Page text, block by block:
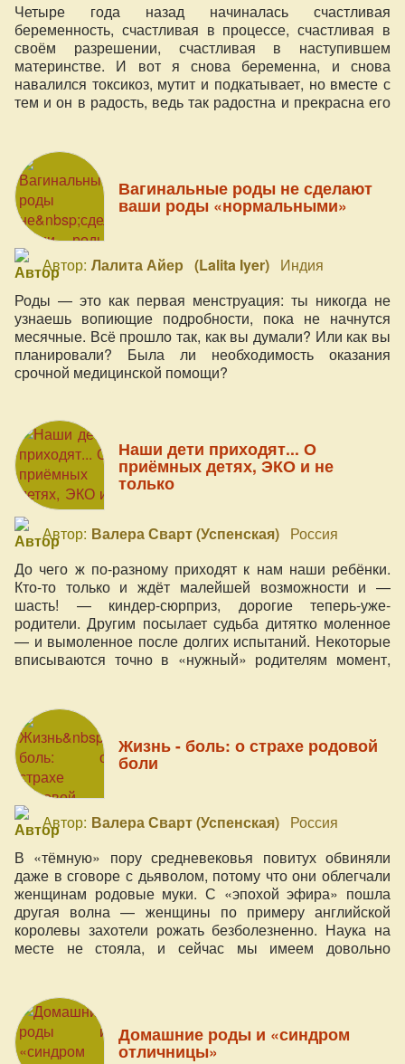
Четыре года назад начиналась счастливая
беременность, счастливая в процессе, счастливая в
своём разрешении, счастливая в наступившем
материнстве. И вот я снова беременна, и снова
навалился токсикоз, мутит и подкатывает, но вместе с
тем и он в радость, ведь так радостна и прекрасна его
Вагинальные роды не сделают
ваши роды «нормальными»
Автор: Лалита Айер (Lalita Iyer) Индия
Роды — это как первая менструация: ты никогда не
узнаешь вопиющие подробности, пока не начнутся
месячные. Всё прошло так, как вы думали? Или как вы
планировали? Была ли необходимость оказания
срочной медицинской помощи?
Наши дети приходят... О
приёмных детях, ЭКО и не
только
Автор: Валера Сварт (Успенская) Россия
До чего ж по-разному приходят к нам наши ребёнки.
Кто-то только и ждёт малейшей возможности и —
шасть! — киндер-сюрприз, дорогие теперь-уже-
родители. Другим посылает судьба дитятко моленное
— и вымоленное после долгих испытаний. Некоторые
вписываются точно в «нужный» родителям момент,
Жизнь - боль: о страхе родовой
боли
Автор: Валера Сварт (Успенская) Россия
В «тёмную» пору средневековья повитух обвиняли
даже в сговоре с дьяволом, потому что они облегчали
женщинам родовые муки. С «эпохой эфира» пошла
другая волна — женщины по примеру английской
королевы захотели рожать безболезненно. Наука на
месте не стояла, и сейчас мы имеем довольно
кесарево.
Домашние роды и «синдром
отличницы»